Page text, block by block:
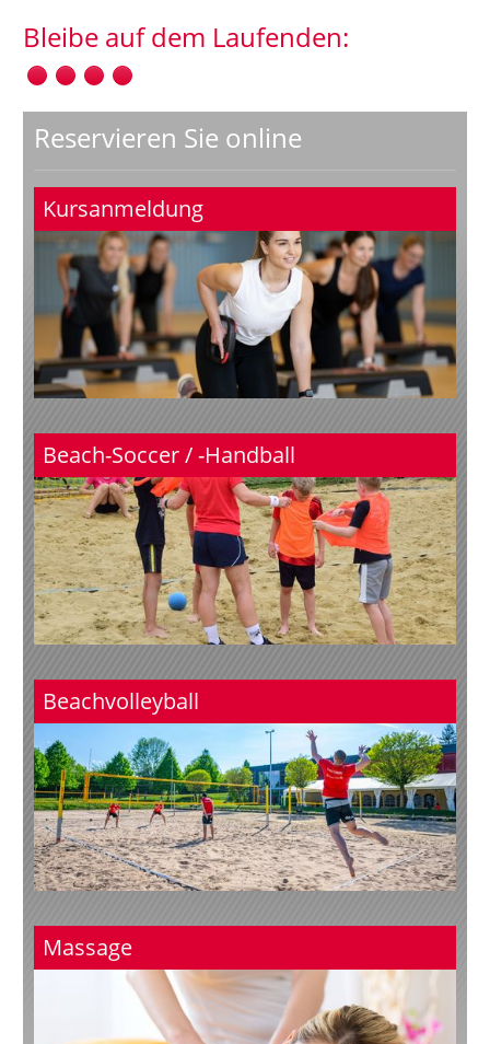
Bleibe auf dem Laufenden:
Reservieren Sie online
Kursanmeldung
Beach-Soccer / -Handball
Beachvolleyball
Massage